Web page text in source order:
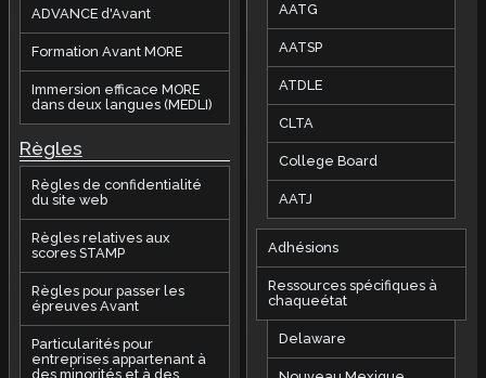
ADVANCE d'Avant
Formation Avant MORE
Immersion efficace MORE
dans deux langues (MEDLI)
Règles
Règles de confidentialité
du site web
Règles relatives aux
scores STAMP
Règles pour passer les
épreuves Avant
Particularités pour
entreprises appartenant à
des minorités et à des
AATG
AATSP
ATDLE
CLTA
College Board
AATJ
Adhésions
Ressources spécifiques à
chaqueétat
Delaware